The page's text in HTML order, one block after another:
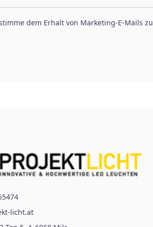
dem Erhalt von Marketing-E-Mails
licht.at